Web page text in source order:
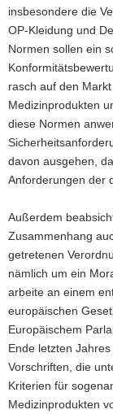
insbesondere die
OP-Kleidung und
Normen sollen ein
rasch auf den
Medizinprodukten
diese Normen
davon ausgehen,
Anforderungen der
Außerdem
Zusammenhang
getretenen
nämlich um ein
arbeite an einem
europäischen
Europäischem
Ende letzten
Vorschriften, die
Kriterien für
Medizinprodukten